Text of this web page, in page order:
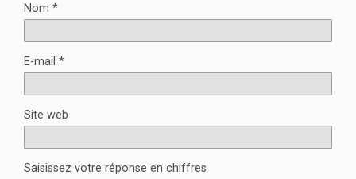
Nom *
E-mail *
Site web
Saisissez votre réponse en chiffres